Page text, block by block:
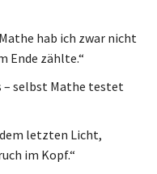
hab ich zwar nicht
Ende zählte.“
– selbst Mathe testet
letzten Licht,
im Kopf.“